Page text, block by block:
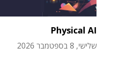
Physical AI
שלישי, 8 בספטמבר 2026